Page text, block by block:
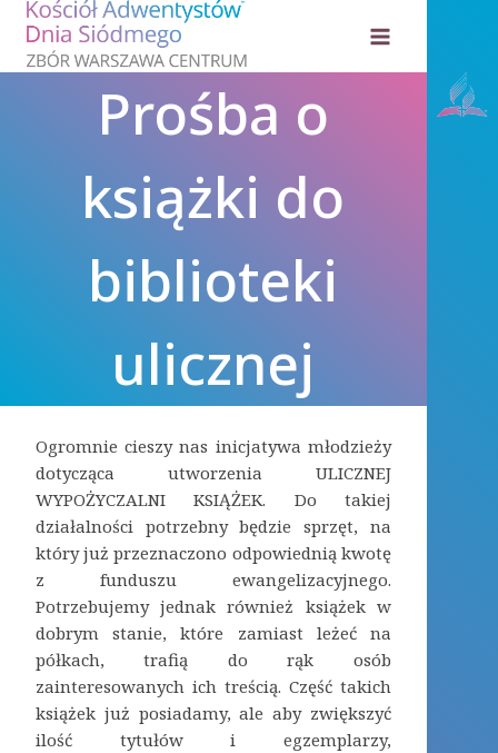
Przejdź
treści
Prośba o
książki do
biblioteki
ulicznej
Ogromnie cieszy nas inicjatywa młodzieży
dotycząca utworzenia ULICZNEJ
WYPOŻYCZALNI KSIĄŻEK. Do takiej
działalności potrzebny będzie sprzęt, na
który już przeznaczono odpowiednią kwotę
z funduszu ewangelizacyjnego.
Potrzebujemy jednak również książek w
dobrym stanie, które zamiast leżeć na
półkach, trafią do rąk osób
zainteresowanych ich treścią. Część takich
książek już posiadamy, ale aby zwiększyć
ilość tytułów i egzemplarzy,